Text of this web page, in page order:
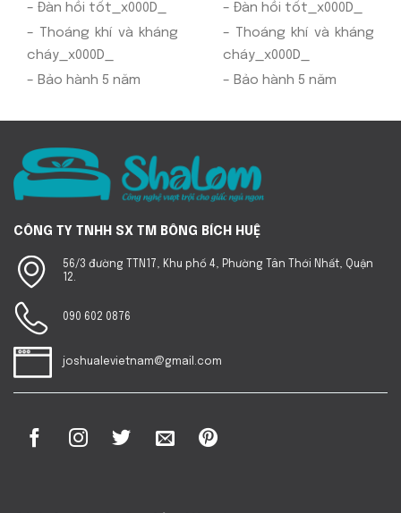
– Đàn hồi tốt_x000D_
– Thoáng khí và kháng
cháy_x000D_
– Bảo hành 5 năm
– Đàn hồi tốt_x000D_
– Thoáng khí và kháng
cháy_x000D_
– Bảo hành 5 năm
CÔNG TY TNHH SX TM BÔNG BÍCH HUỆ
56/3 đường TTN17, Khu phố 4, Phường Tân Thới Nhất, Quận
12.
090 602 0876
joshualevietnam@gmail.com